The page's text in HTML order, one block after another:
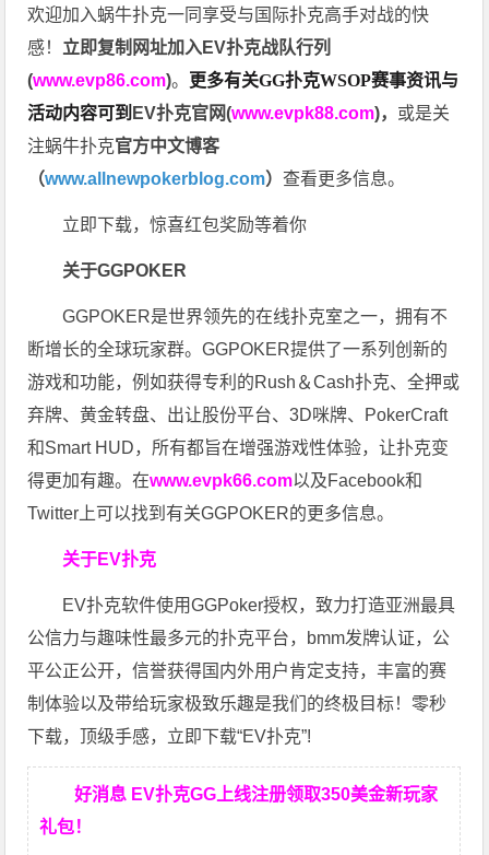
欢迎加入蜗牛扑克一同享受与国际扑克高手对战的快
感！ 立即复制网址加入EV扑克战队行列
(www.evp86.com)。 更多有关GG扑克WSOP赛事资讯与
活动内容可到 EV扑克官网(www.evpk88.com)， 或是关
注蜗牛扑克官方中文博客
（www.allnewpokerblog.com）查看更多信息。
立即下载，惊喜红包奖励等着你
关于GGPOKER
GGPOKER是世界领先的在线扑克室之一，拥有不
断增长的全球玩家群。GGPOKER提供了一系列创新的
游戏和功能，例如获得专利的Rush＆Cash扑克、全押或
弃牌、黄金转盘、出让股份平台、3D咪牌、PokerCraft
和Smart HUD，所有都旨在增强游戏性体验，让扑克变
得更加有趣。在www.evpk66.com以及Facebook和
Twitter上可以找到有关GGPOKER的更多信息。
关于EV扑克
EV扑克软件使用GGPoker授权，致力打造亚洲最具
公信力与趣味性最多元的扑克平台，bmm发牌认证，公
平公正公开，信誉获得国内外用户肯定支持，丰富的赛
制体验以及带给玩家极致乐趣是我们的终极目标！零秒
下载，顶级手感，立即下载“EV扑克”!
好消息 EV扑克GG上线注册领取350美金新玩家
礼包！